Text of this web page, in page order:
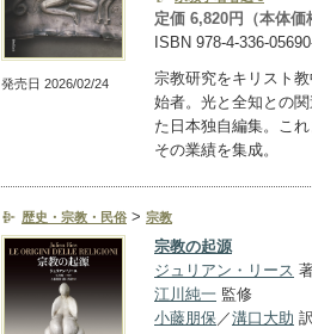
発売日 2026/02/24
定価 6,820円（本体価
ISBN 978-4-336-
宗教研究をキリスト
始者。光と全知との
た日本独自編集。こ
その業績を集成。
歴史・宗教・民俗 > 宗教
宗教の起源
ジュリアン・リース
江川純一 監修
小藤朋保／溝口大助 訳